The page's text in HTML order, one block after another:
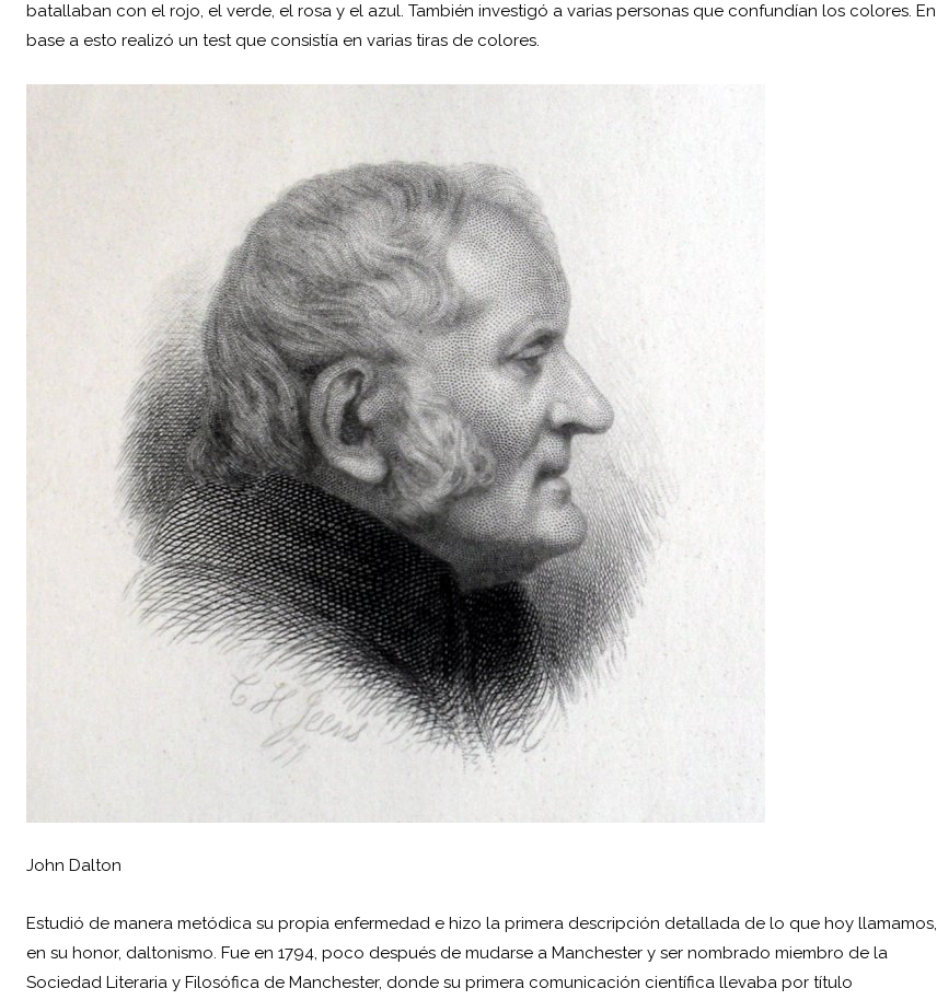
batallaban con el rojo, el verde, el rosa y el azul. También investigó a varias personas que confundían los colores. En
base a esto realizó un test que consistía en varias tiras de colores.
John Dalton
Estudió de manera metódica su propia enfermedad e hizo la primera descripción detallada de lo que hoy llamamos,
en su honor, daltonismo. Fue en 1794, poco después de mudarse a Manchester y ser nombrado miembro de la
Sociedad Literaria y Filosófica de Manchester, donde su primera comunicación científica llevaba por título